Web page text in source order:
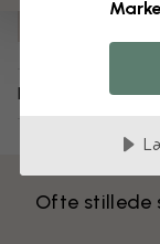
Levering og
Ofte stillede